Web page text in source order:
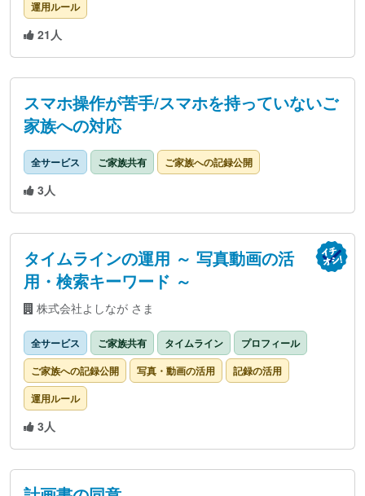
運用ルール
21人
スマホ操作が苦手/スマホを持っていないご
家族への対応
全サービス ご家族共有 ご家族への記録公開
3人
タイムラインの運用 ～ 写真動画の活
用・検索キーワード ～
株式会社よしなが さま
全サービス ご家族共有 タイムライン
プロフィール
ご家族への記録公開
写真・動画の活用
記録の活用
運用ルール
3人